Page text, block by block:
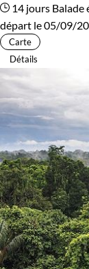
14 jours Balade
départ le 05/09/
Carte
Détails